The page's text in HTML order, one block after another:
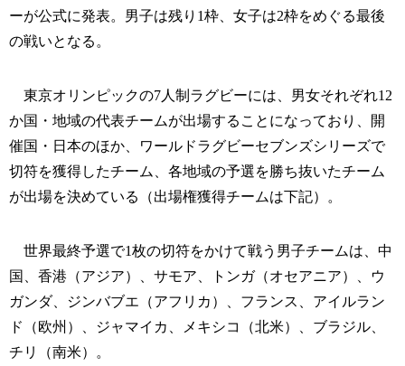
ーが公式に発表。男子は残り1枠、女子は2枠をめぐる最後
の戦いとなる。
東京オリンピックの7人制ラグビーには、男女それぞれ12
か国・地域の代表チームが出場することになっており、開
催国・日本のほか、ワールドラグビーセブンズシリーズで
切符を獲得したチーム、各地域の予選を勝ち抜いたチーム
が出場を決めている（出場権獲得チームは下記）。
世界最終予選で1枚の切符をかけて戦う男子チームは、中
国、香港（アジア）、サモア、トンガ（オセアニア）、ウ
ガンダ、ジンバブエ（アフリカ）、フランス、アイルラン
ド（欧州）、ジャマイカ、メキシコ（北米）、ブラジル、
チリ（南米）。